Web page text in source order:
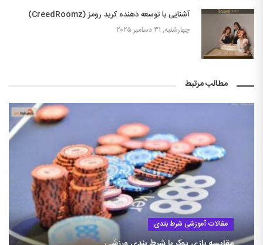
آشنایی با توسعه دهنده کرید رومز (CreedRoomz)
چهارشنبه, ۳۱ دسامبر ۲۰۲۵
مطالب مرتبط
مقالات آموزشی شرط بندی